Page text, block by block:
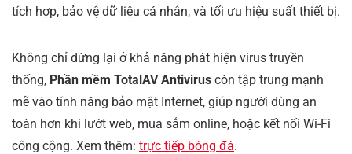
tích hợp, bảo vệ dữ liệu cá nhân, và tối ưu hiệu suất thiết bị.
Không chỉ dừng lại ở khả năng phát hiện virus truyền
thống, Phần mềm TotalAV Antivirus còn tập trung mạnh
mẽ vào tính năng bảo mật Internet, giúp người dùng an
toàn hơn khi lướt web, mua sắm online, hoặc kết nối Wi-Fi
công cộng. Xem thêm: trực tiếp bóng đá.